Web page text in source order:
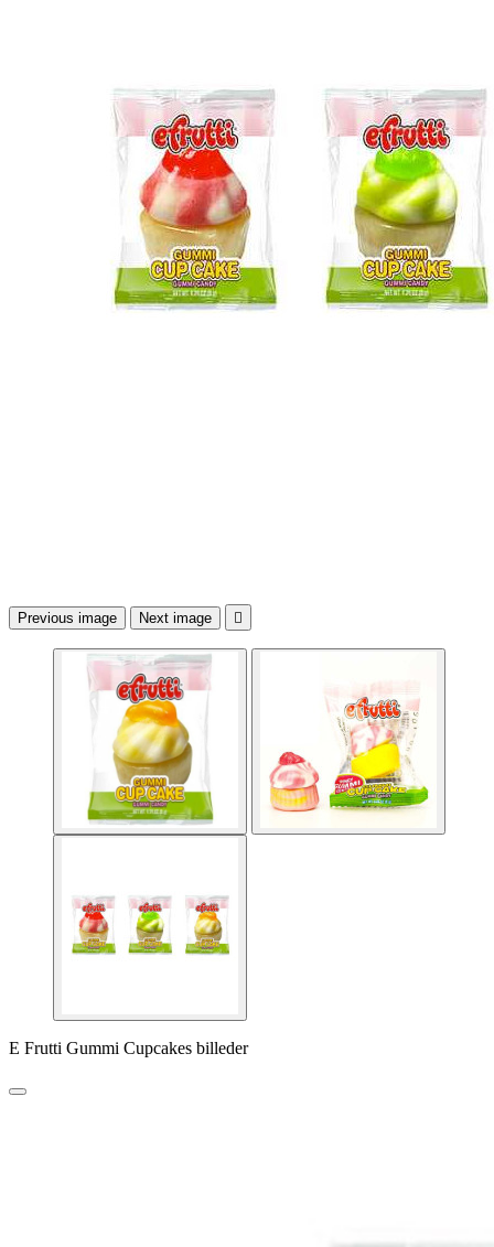
Previous image Next image 
E Frutti Gummi Cupcakes billeder